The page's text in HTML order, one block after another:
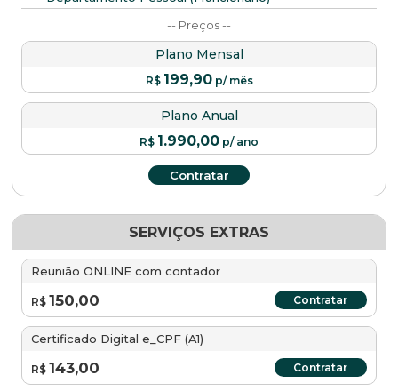
-- Preços --
Plano Mensal
R$ 199,90p/ mês
Plano Anual
R$ 1.990,00 p/ ano
Contratar
SERVIÇOS EXTRAS
Reunião ONLINE com contador
R$ 150,00 Contratar
Certificado Digital e_CPF (A1)
R$ 143,00 Contratar